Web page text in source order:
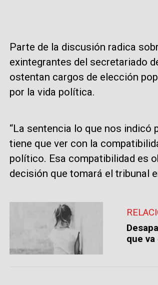
Parte de la discusión radica
exintegrantes del secretariado
ostentan cargos de elección
por la vida política.
“La sentencia lo que nos indicó
tiene que ver con la
político. Esa compatibilidad es
decisión que tomará el tribunal
que